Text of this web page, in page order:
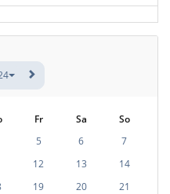
Fr Sa
So
5 6
7
12 13
14
19 20
21